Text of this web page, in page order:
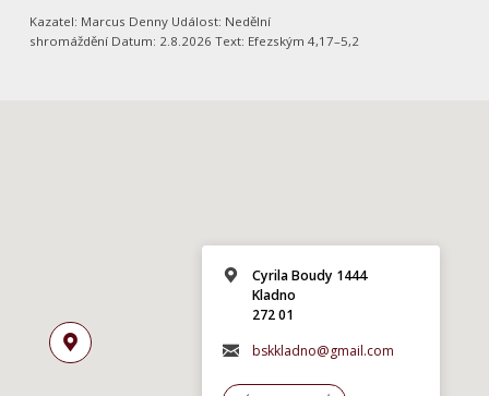
Kazatel: Marcus Denny Událost: Nedělní
shromáždění Datum: 2.8.2026 Text: Efezským 4,17–5,2
Cyrila Boudy 1444
Kladno
272 01
bskkladno@gmail.com